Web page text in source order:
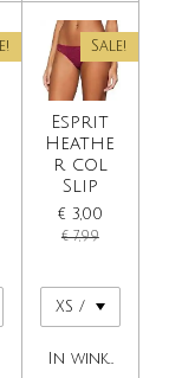
Sale!
Esprit
Heathe
r col
Slip
€ 3,00
€ 7,99
In